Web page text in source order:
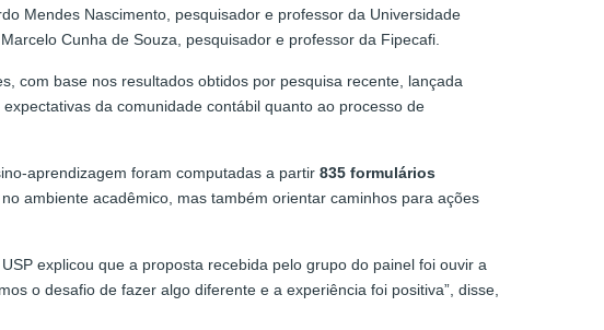
Mendes Nascimento, pesquisador e professor da Universidade
Cunha de Souza, pesquisador e professor da Fipecafi.
com base nos resultados obtidos por pesquisa recente, lançada
da comunidade contábil quanto ao processo de
aprendizagem foram computadas a partir 835 formulários
ambiente acadêmico, mas também orientar caminhos para ações
explicou que a proposta recebida pelo grupo do painel foi ouvir a
o desafio de fazer algo diferente e a experiência foi positiva”, disse,